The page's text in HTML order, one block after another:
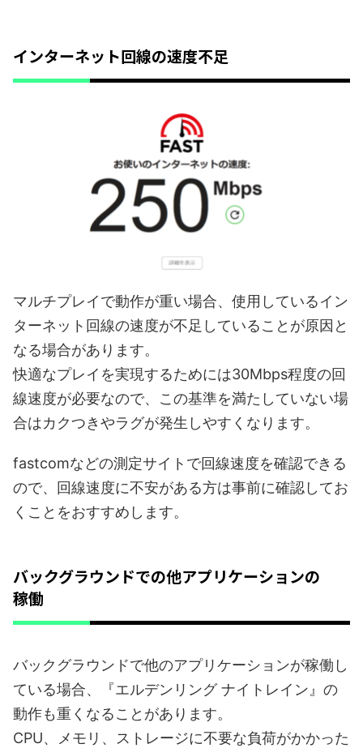
インターネット回線の速度不足
マルチプレイで動作が重い場合、使用しているイン
ターネット回線の速度が不足していることが原因と
なる場合があります。
快適なプレイを実現するためには30Mbps程度の回
線速度が必要なので、この基準を満たしていない場
合はカクつきやラグが発生しやすくなります。
fastcomなどの測定サイトで回線速度を確認できる
ので、回線速度に不安がある方は事前に確認してお
くことをおすすめします。
バックグラウンドでの他アプリケーションの
稼働
バックグラウンドで他のアプリケーションが稼働し
ている場合、『エルデンリング ナイトレイン』の
動作も重くなることがあります。
CPU、メモリ、ストレージに不要な負荷がかかった